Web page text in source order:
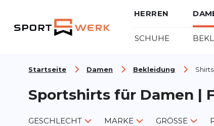
HERREN
SCHUHE
Startseite Damen Bekleidung Shirts
Sportshirts für Damen |
GESCHLECHT MARKE GRÖSSE